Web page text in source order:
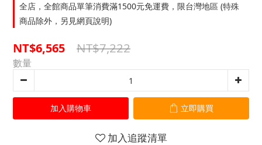
全店，全館商品單筆消費滿1500元免運費，限台灣地區 (特殊
商品除外，另見網頁說明)
NT$6,565 NT$7,222
數量
加入購物車 立即購買
加入追蹤清單